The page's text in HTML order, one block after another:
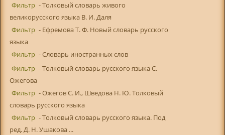
Фильтр - Толковый словарь живого
великорусского языка В. И. Даля
Фильтр - Ефремова Т. Ф. Новый словарь русского
языка
Фильтр - Словарь иностранных слов
Фильтр - Толковый словарь русского языка С.
Ожегова
Фильтр - Ожегов С. И., Шведова Н. Ю. Толковый
словарь русского языка
Фильтр - Толковый словарь русского языка. Под
ред. Д. Н. Ушакова ...